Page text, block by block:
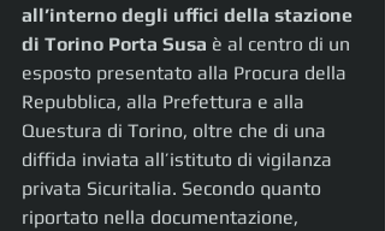
all’interno degli uffici della stazione
di Torino Porta Susa è al centro di un
esposto presentato alla Procura della
Repubblica, alla Prefettura e alla
Questura di Torino, oltre che di una
diffida inviata all’istituto di vigilanza
privata Sicuritalia. Secondo quanto
riportato nella documentazione,